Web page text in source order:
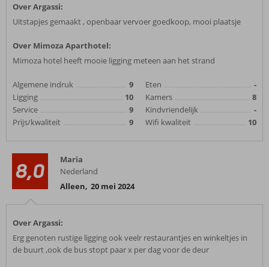
Over Argassi:
Uitstapjes gemaakt , openbaar vervoer goedkoop, mooi plaatsje
Over Mimoza Aparthotel:
Mimoza hotel heeft mooie ligging meteen aan het strand
Algemene indruk
9
Ligging
10
Service
9
Prijs/kwaliteit
9
Eten
-
Kamers
8
Kindvriendelijk
-
Wifi kwaliteit
10
8,0
Maria
Nederland
Alleen, 20 mei 2024
Over Argassi:
Erg genoten rustige ligging ook veelr restaurantjes en winkeltjes in
de buurt ,ook de bus stopt paar x per dag voor de deur